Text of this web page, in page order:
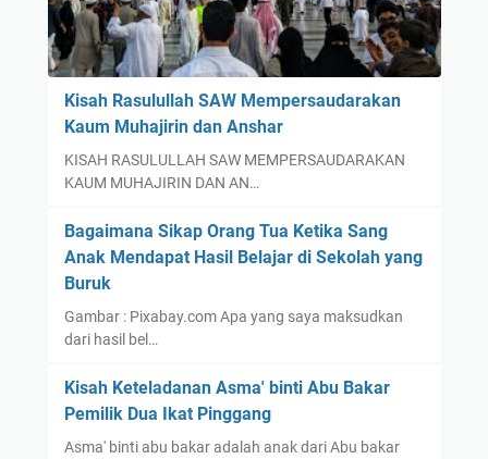
Kisah Rasulullah SAW Mempersaudarakan
Kaum Muhajirin dan Anshar
KISAH RASULULLAH SAW MEMPERSAUDARAKAN
KAUM MUHAJIRIN DAN AN…
Bagaimana Sikap Orang Tua Ketika Sang
Anak Mendapat Hasil Belajar di Sekolah yang
Buruk
Gambar : Pixabay.com Apa yang saya maksudkan
dari hasil bel…
Kisah Keteladanan Asma' binti Abu Bakar
Pemilik Dua Ikat Pinggang
Asma' binti abu bakar adalah anak dari Abu bakar